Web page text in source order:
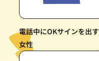
電話中にOKサインを出す
女性